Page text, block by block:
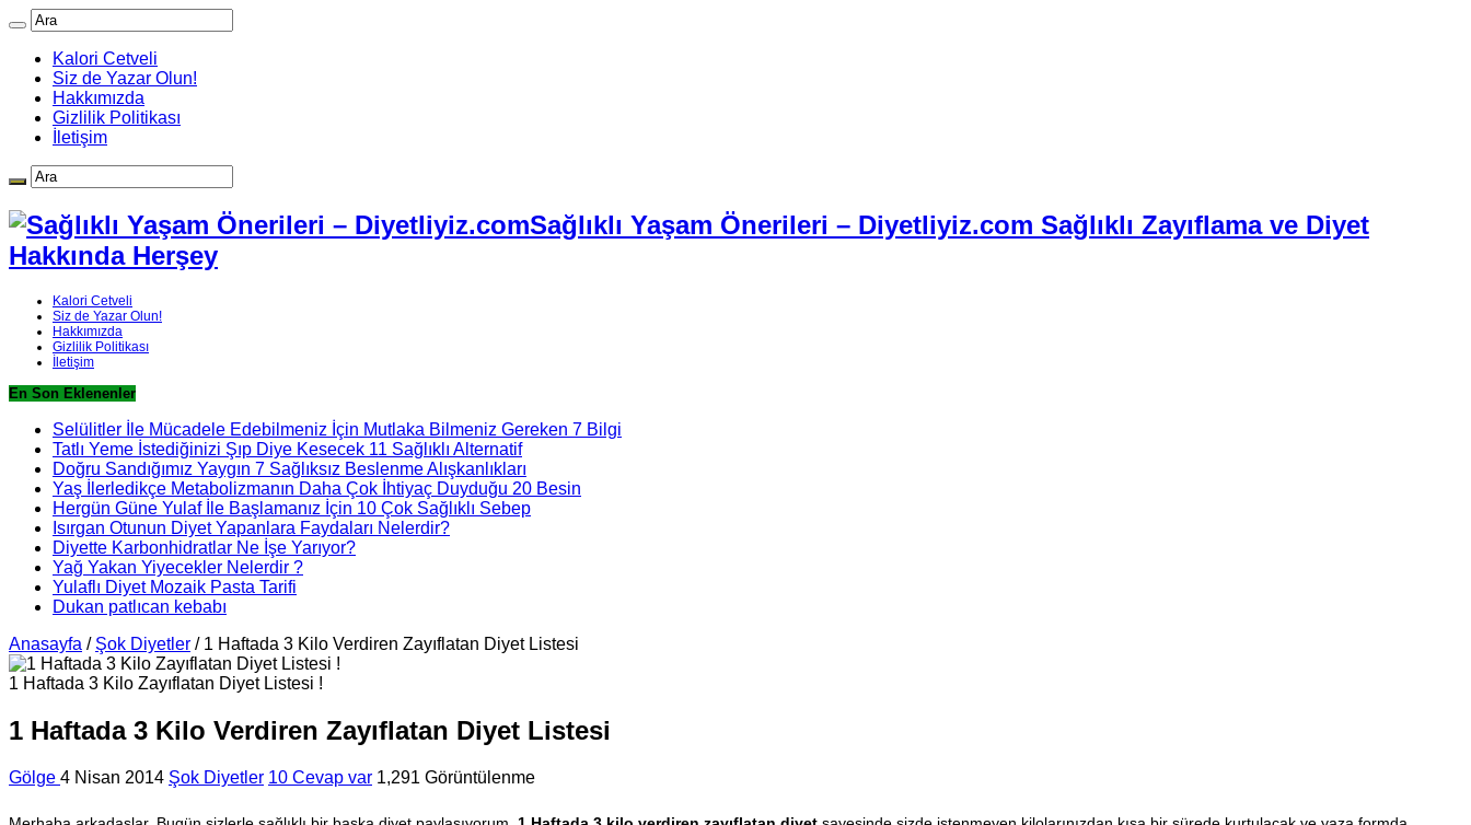
Kalori Cetveli
Siz de Yazar Olun!
Hakkımızda
Gizlilik Politikası
İletişim
Sağlıklı Yaşam Önerileri – Diyetliyiz.com Sağlıklı Zayıflama ve Diyet
Hakkında Herşey
Kalori Cetveli
Siz de Yazar Olun!
Hakkımızda
Gizlilik Politikası
İletişim
En Son Eklenenler
Selülitler İle Mücadele Edebilmeniz İçin Mutlaka Bilmeniz Gereken 7 Bilgi
Tatlı Yeme İstediğinizi Şıp Diye Kesecek 11 Sağlıklı Alternatif
Doğru Sandığımız Yaygın 7 Sağlıksız Beslenme Alışkanlıkları
Yaş İlerledikçe Metabolizmanın Daha Çok İhtiyaç Duyduğu 20 Besin
Hergün Güne Yulaf İle Başlamanız İçin 10 Çok Sağlıklı Sebep
Isırgan Otunun Diyet Yapanlara Faydaları Nelerdir?
Diyette Karbonhidratlar Ne İşe Yarıyor?
Yağ Yakan Yiyecekler Nelerdir ?
Yulaflı Diyet Mozaik Pasta Tarifi
Dukan patlıcan kebabı
Anasayfa / Şok Diyetler / 1 Haftada 3 Kilo Verdiren Zayıflatan Diyet Listesi
1 Haftada 3 Kilo Zayıflatan Diyet Listesi !
1 Haftada 3 Kilo Verdiren Zayıflatan Diyet Listesi
Gölge 4 Nisan 2014 Şok Diyetler 10 Cevap var 1,291 Görüntülenme